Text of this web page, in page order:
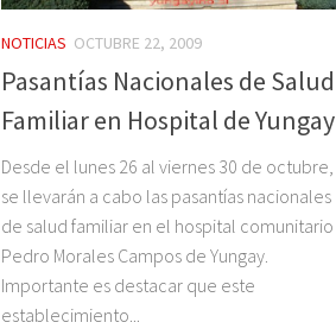
NOTICIAS OCTUBRE 22, 2009
Pasantías Nacionales de Salud
Familiar en Hospital de Yungay
Desde el lunes 26 al viernes 30 de octubre,
se llevarán a cabo las pasantías nacionales
de salud familiar en el hospital comunitario
Pedro Morales Campos de Yungay.
Importante es destacar que este
establecimiento...